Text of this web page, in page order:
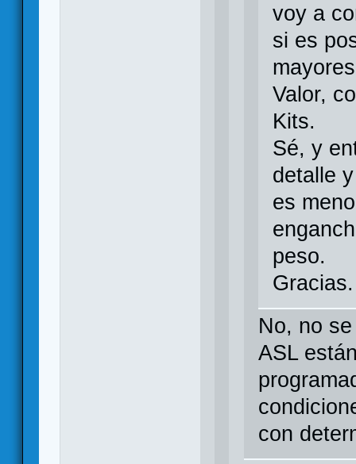
voy a
si es
Valor,
Kits.
Sé, y
detalle
es
peso.
Gracias.
No, no
ASL
con